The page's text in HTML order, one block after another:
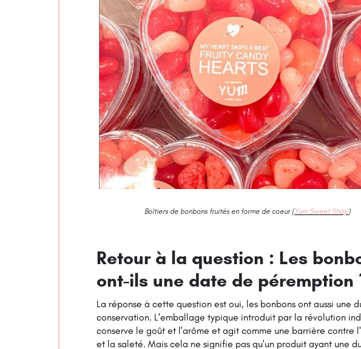
Boîtiers de bonbons fruités en forme de coeur (Yum Sweet Shop)
Retour à la question : Les
ont-ils une date de péremption
La réponse à cette question est oui, les bonbons ont aussi une
conservation. L'emballage typique introduit par la révolution
conserve le goût et l'arôme et agit comme une barrière contre
et la saleté. Mais cela ne signifie pas qu'un produit ayant une